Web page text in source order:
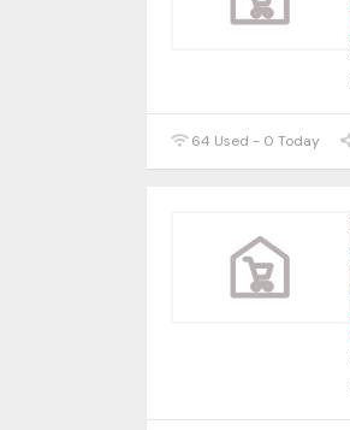
64 Used - 0 Today